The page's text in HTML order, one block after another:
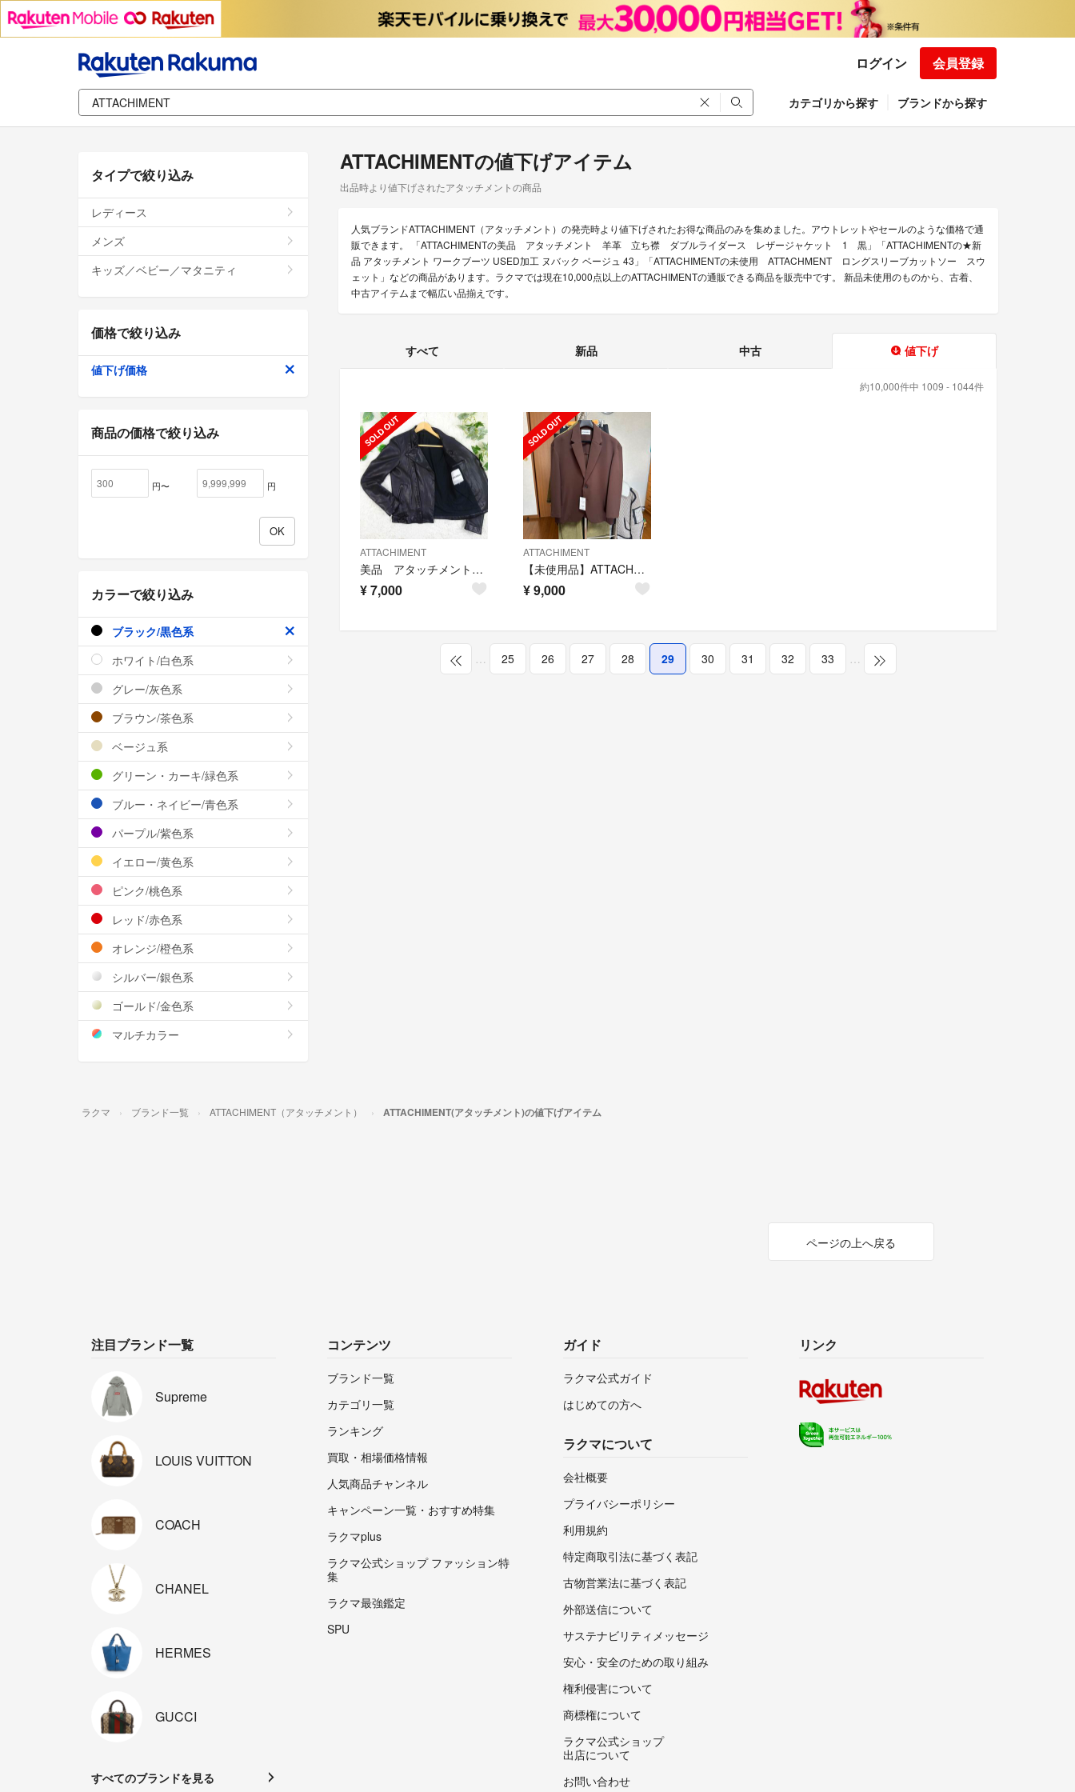
ログイン 会員登録
カテゴリから探す ブランドから探す
ATTACHIMENTの値下げアイテム
出品時より値下げされたアタッチメントの商品
人気ブランドATTACHIMENT（アタッチメント）の発売時より値下げされたお得な商品のみを集めました。アウトレットやセールのような価格で通
販できます。 「ATTACHIMENTの美品 アタッチメント 羊革 立ち襟 ダブルライダース レザージャケット 1 黒」「ATTACHIMENTの★新
品 アタッチメント ワークブーツ USED加工 ヌバック ベージュ 43」「ATTACHIMENTの未使用 ATTACHMENT ロングスリーブカットソー スウ
ェット」などの商品があります。ラクマでは現在10,000点以上のATTACHIMENTの通販できる商品を販売中です。 新品未使用のものから、古着、
中古アイテムまで幅広い品揃えです。
すべて 新品 中古 値下げ
約10,000件中 1009 - 1044件
ATTACHIMENT
美品 アタッチメント 羊革 立ち襟 ダブルライダース レザージャケット 1 黒
¥7,000
ATTACHIMENT
【未使用品】ATTACHMENT アタッチメント / オーバーサイズ ジャケット
¥9,000
… 25 26 27 28 29 30 31 32 33 …
タイプで絞り込み
レディース
メンズ
キッズ／ベビー／マタニティ
価格で絞り込み
値下げ価格
商品の価格で絞り込み
円〜 円
カラーで絞り込み
ブラック/黒色系
ホワイト/白色系
グレー/灰色系
ブラウン/茶色系
ベージュ系
グリーン・カーキ/緑色系
ブルー・ネイビー/青色系
パープル/紫色系
イエロー/黄色系
ピンク/桃色系
レッド/赤色系
オレンジ/橙色系
シルバー/銀色系
ゴールド/金色系
マルチカラー
ラクマ ブランド一覧 ATTACHIMENT（アタッチメント） ATTACHIMENT(アタッチメント)の値下げアイテム
ページの上へ戻る
注目ブランド一覧
Supreme
LOUIS VUITTON
COACH
CHANEL
HERMES
GUCCI
すべてのブランドを見る
コンテンツ
ブランド一覧
カテゴリ一覧
ランキング
買取・相場価格情報
人気商品チャンネル
キャンペーン一覧・おすすめ特集
ラクマplus
ラクマ公式ショップ ファッション特
集
ラクマ最強鑑定
SPU
ガイド
ラクマ公式ガイド
はじめての方へ
ラクマについて
会社概要
プライバシーポリシー
利用規約
特定商取引法に基づく表記
古物営業法に基づく表記
外部送信について
サステナビリティメッセージ
安心・安全のための取り組み
権利侵害について
商標権について
ラクマ公式ショップ
出店について
お問い合わせ
リンク